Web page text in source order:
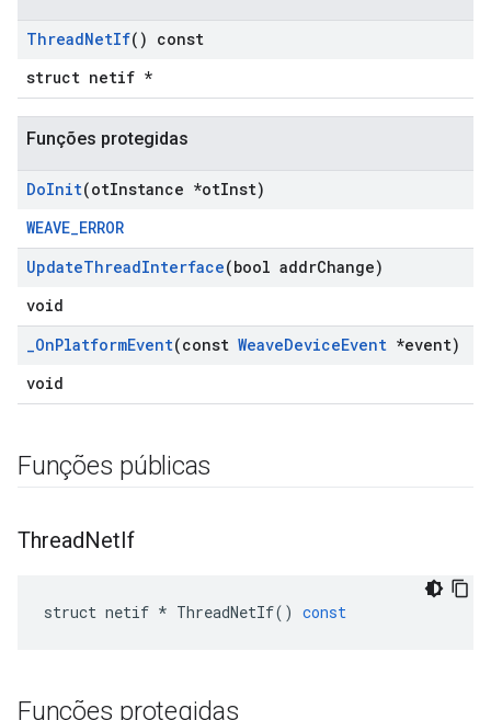
ThreadNetIf() const
struct netif *
Funções protegidas
DoInit(otInstance *otInst)
WEAVE_ERROR
UpdateThreadInterface(bool addrChange)
void
_OnPlatformEvent(const WeaveDeviceEvent *event)
void
Funções públicas
ThreadNetIf
struct netif * ThreadNetIf() const
Funções protegidas